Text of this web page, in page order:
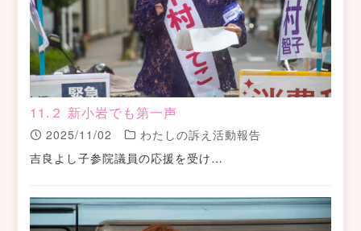
11.２ 新小岩でも第一声
2025/11/02
わたしの訴え活動報告
吉良よし子参院議員の応援を受け…